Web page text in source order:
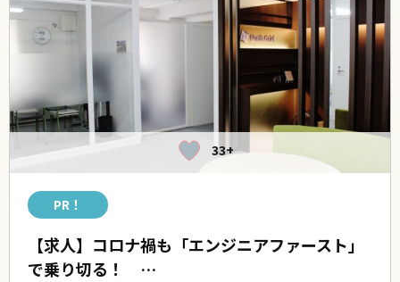
33+
PR！
【求人】コロナ禍も「エンジニアファースト」
で乗り切る！ …